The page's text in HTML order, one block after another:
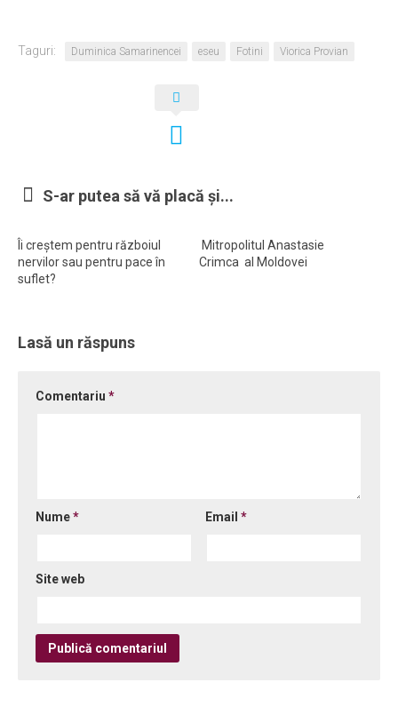
Taguri: Duminica Samarinencei eseu Fotini Viorica Provian
S-ar putea să vă placă și...
Îi creștem pentru războiul
nervilor sau pentru pace în
suflet?
Mitropolitul Anastasie
Crimca al Moldovei
Lasă un răspuns
Comentariu *
Nume* Email*
Site web